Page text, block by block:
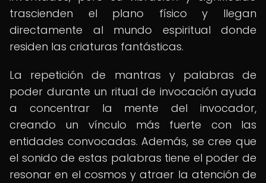
trascienden el plano físico y llegan
directamente al mundo espiritual donde
residen las criaturas fantásticas.
La repetición de mantras y palabras de
poder durante un ritual de invocación ayuda
a concentrar la mente del invocador,
creando un vínculo más fuerte con las
entidades convocadas. Además, se cree que
el sonido de estas palabras tiene el poder de
resonar en el cosmos y atraer la atención de